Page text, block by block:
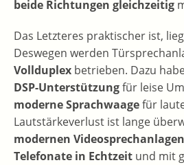
beide Richtungen gleichzeitig
Das Letzteres praktischer ist,
Deswegen werden
Vollduplex betrieben. Dazu
DSP-Unterstützungfür leise
moderne Sprachwaagefür
Lautstärkeverlust ist lange
modernen Videosprechanlagen
Telefonate in Echtzeit und mit